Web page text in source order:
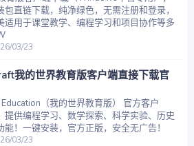
直链下载，纯净绿色，无需注册和登录，
适用于课堂教学、编程学习和项目协作等多
03/23
我的世界教育版客户端直接下载官
（我的世界教育版） 官方客户
提供编程学习、数学探索、科学实验、历史
！一键安装，官方正版，安全无广告！
03/23